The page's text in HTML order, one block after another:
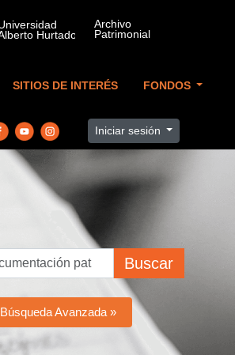
SITIOS DE INTERÉS FONDOS
Iniciar sesión
Buscar
Búsqueda Avanzada »